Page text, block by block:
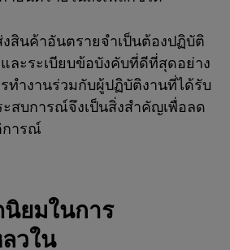
สินค้าอันตรายจําเป็นต้องปฏิบัติ
ละระเบียบข้อบังคับที่ดีที่สุดอย่าง
ทํางานร่วมกับผู้ปฏิบัติงานที่ได้รับ
สบการณ์จึงเป็นสิ่งสําคัญเพื่อลด
การณ์
ยมในการ
วใน